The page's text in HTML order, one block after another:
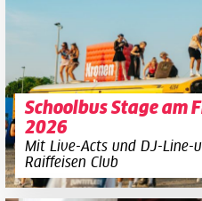
Schoolbus Stage am
2026
Mit Live-Acts und DJ-Line-
Raiffeisen Club